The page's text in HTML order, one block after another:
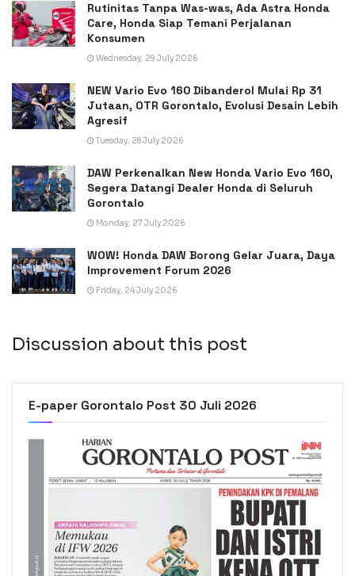
Rutinitas Tanpa Was-was, Ada Astra Honda
Care, Honda Siap Temani Perjalanan
Konsumen
Wednesday, 29 July 2026
NEW Vario Evo 160 Dibanderol Mulai Rp 31
Jutaan, OTR Gorontalo, Evolusi Desain Lebih
Agresif
Tuesday, 28 July 2026
DAW Perkenalkan New Honda Vario Evo 160,
Segera Datangi Dealer Honda di Seluruh
Gorontalo
Monday, 27 July 2026
WOW! Honda DAW Borong Gelar Juara, Daya
Improvement Forum 2026
Friday, 24 July 2026
Discussion about this post
E-paper Gorontalo Post 30 Juli 2026